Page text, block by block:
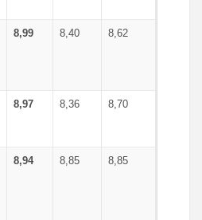
8,99 8,40 8,62
8,97 8,36 8,70
8,94 8,85 8,85